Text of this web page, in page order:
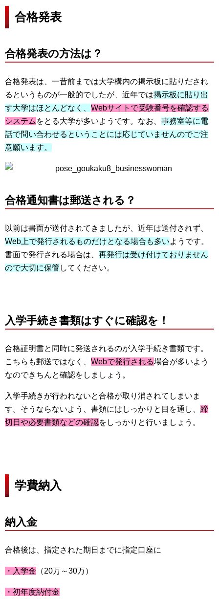
合格発表
合格発表の方法は？
合格発表は、一昔前までは大学構内の掲示板に貼りだされ
るというものが一般的でしたが、近年では掲示板に貼り出
す大学はほとんどなく、 Webサイトで受験番号を確認する
システム をとる大学が多いようです。なお、 事務室等に電
話で問い合わせるということには応じていませんのでご注
意願います。
合格通知書は郵送される？
以前は書面が送付されてきましたが、近年は送付されず、
Web上で発行されるものだけとなる場合も多いようです。
書面で発行される場合は、 再発行は受け付けておりません
ので大切に保管 してください。
入学手続き書類はすぐに確認を！
合格証明書と同時に発送されるのが入学手続き書類です。
こちらも郵送ではなく、 Webで発行される場合が多いよう
なのできちんと確認をしましょう。
入学手続きが行われないと合格が取り消されてしまいま
す。そうならないよう、書類にはしっかりと目を通し、 締
切日や必要書類などの確認をしっかりと行いましょう。
学費納入
納入金
合格後は、指定された期日までに指定口座に
・入学金 （20万～30万）
・初年度納付金